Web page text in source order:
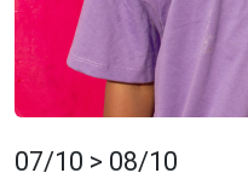
07/10 > 08/10